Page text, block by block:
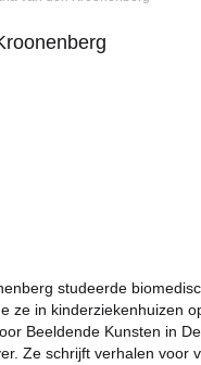
studeerde
ze in kinderziekenhuizen
Beeldende Kunsten in
Ze schrijft verhalen voor